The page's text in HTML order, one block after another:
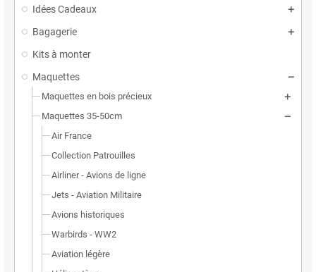
Idées Cadeaux
Bagagerie
Kits à monter
Maquettes
Maquettes en bois précieux
Maquettes 35-50cm
Air France
Collection Patrouilles
Airliner - Avions de ligne
Jets - Aviation Militaire
Avions historiques
Warbirds - WW2
Aviation légère